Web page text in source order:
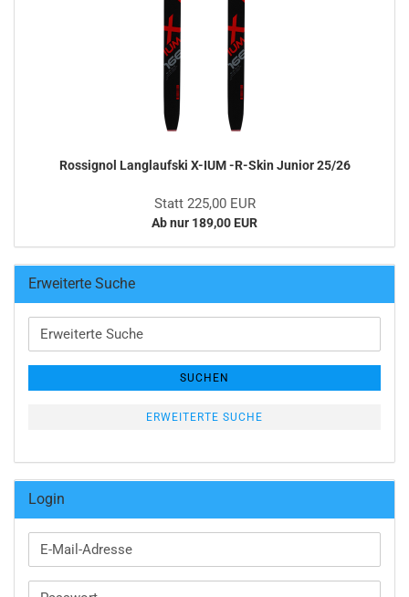
Rossignol Langlaufski X-IUM -R-Skin Junior 25/26
Statt 225,00 EUR
Ab nur 189,00 EUR
Erweiterte Suche
Erweiterte
Suche
SUCHEN
ERWEITERTE SUCHE
Login
E-
Mail-